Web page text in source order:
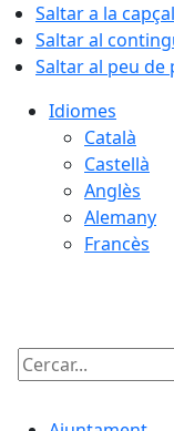
Saltar a la
Saltar al
Saltar al peu de
Idiomes
Català
Castellà
Anglès
Alemany
Francès
Cercar: